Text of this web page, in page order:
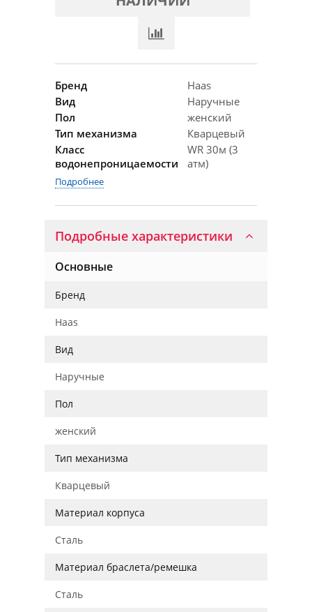
Бренд
Haas
Вид
Наручные
Пол
женский
Тип механизма
Кварцевый
Класс
водонепроницаемости
WR 30м (3
атм)
Подробнее
Подробные характеристики
Основные
Бренд
Haas
Вид
Наручные
Пол
женский
Тип механизма
Кварцевый
Материал корпуса
Сталь
Материал браслета/ремешка
Сталь